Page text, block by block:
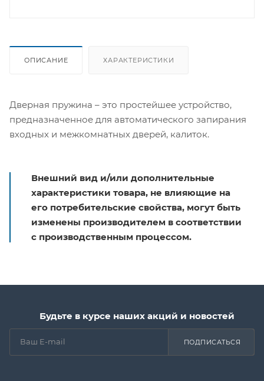
ОПИСАНИЕ ХАРАКТЕРИСТИКИ
Дверная пружина – это простейшее устройство,
предназначенное для автоматического запирания
входных и межкомнатных дверей, калиток.
Внешний вид и/или дополнительные
характеристики товара, не влияющие на
его потребительские свойства, могут быть
изменены производителем в соответствии
с производственным процессом.
Будьте в курсе наших акций и новостей
ПОДПИСАТЬСЯ